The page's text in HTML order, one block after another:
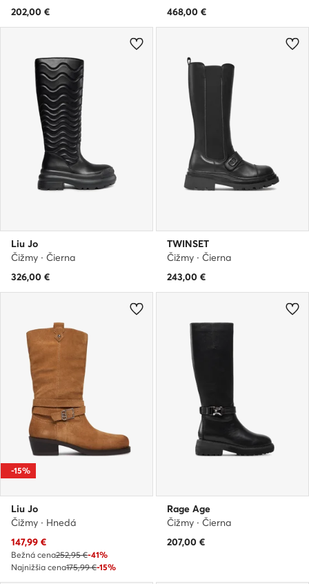
202,00 €
468,00 €
Liu Jo
Čižmy · Čierna
326,00 €
TWINSET
Čižmy · Čierna
243,00 €
-15%
Liu Jo
Čižmy · Hnedá
Aktuálna cena
147,99 €
Bežná cena252,95 €-41%
Najnižšia cena175,99 €-15%
Rage Age
Čižmy · Čierna
207,00 €